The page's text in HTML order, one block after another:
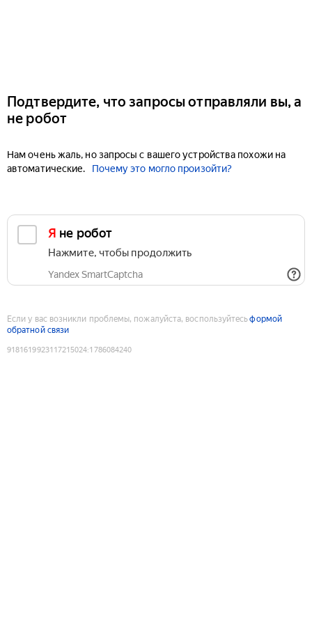
Подтвердите, что запросы отправляли вы, а
не робот
Нам очень жаль, но запросы с вашего устройства похожи на
автоматические.
Почему это могло произойти?
Я не робот
Нажмите, чтобы продолжить
Yandex SmartCaptcha
Если у вас возникли проблемы, пожалуйста, воспользуйтесьформой
обратной связи
9181619923117215024:1786084240